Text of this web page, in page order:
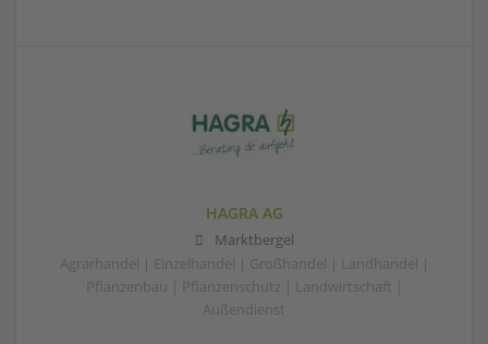
HAGRA AG
Marktbergel
Agrarhandel | Einzelhandel | Großhandel | Landhandel |
Pflanzenbau | Pflanzenschutz | Landwirtschaft |
Außendienst